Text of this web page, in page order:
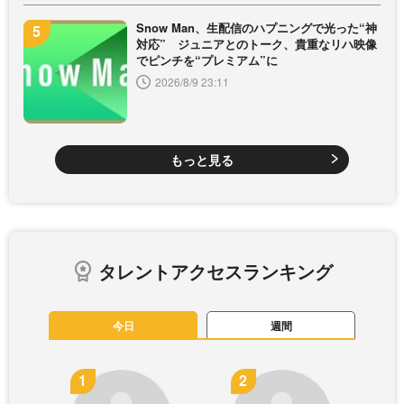
Snow Man、生配信のハプニングで光った“神
対応” ジュニアとのトーク、貴重なリハ映像
でピンチを“プレミアム”に
2026/8/9 23:11
もっと見る
タレントアクセスランキング
今日 週間